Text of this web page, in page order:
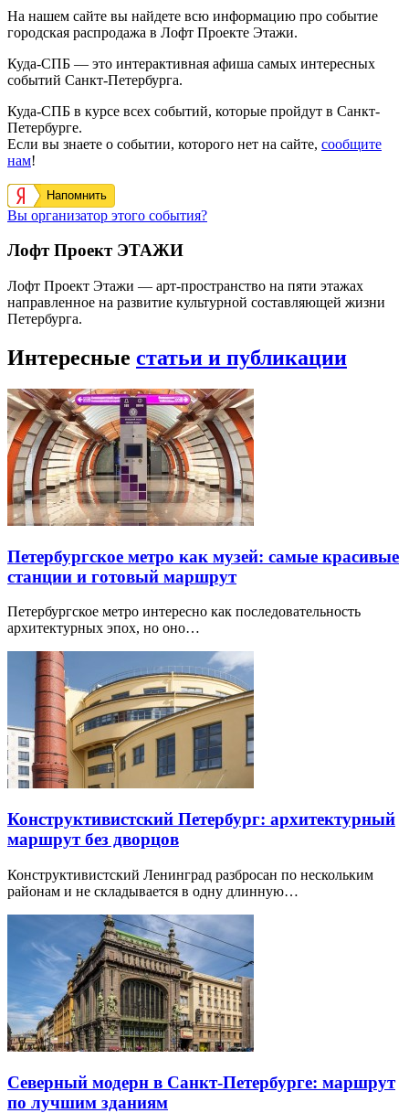
На нашем сайте вы найдете всю информацию про событие
городская распродажа в Лофт Проекте Этажи.
Куда-СПБ — это интерактивная афиша самых интересных
событий Санкт-Петербурга.
Куда-СПБ в курсе всех событий, которые пройдут в Санкт-
Петербурге.
Если вы знаете о событии, которого нет на сайте, сообщите
нам!
Напомнить
Вы организатор этого события?
Лофт Проект ЭТАЖИ
Лофт Проект Этажи — арт-пространство на пяти этажах
направленное на развитие культурной составляющей жизни
Петербурга.
Интересные статьи и публикации
Петербургское метро как музей: самые красивые
станции и готовый маршрут
Петербургское метро интересно как последовательность
архитектурных эпох, но оно…
Конструктивистский Петербург: архитектурный
маршрут без дворцов
Конструктивистский Ленинград разбросан по нескольким
районам и не складывается в одну длинную…
Северный модерн в Санкт-Петербурге: маршрут
по лучшим зданиям